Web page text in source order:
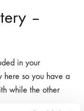
–
in your
here so you have a
while the other